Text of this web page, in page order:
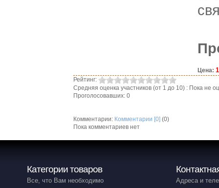
Цена:
Рейтинг:
Средняя оценка участников (от 1 до 10) : Пока не
Проголосовавших: 0
Комментарии: Комментарии [0] (0)
Пока комментариев нет
Категории товаров
Все, что Вам необходимо Адреса и